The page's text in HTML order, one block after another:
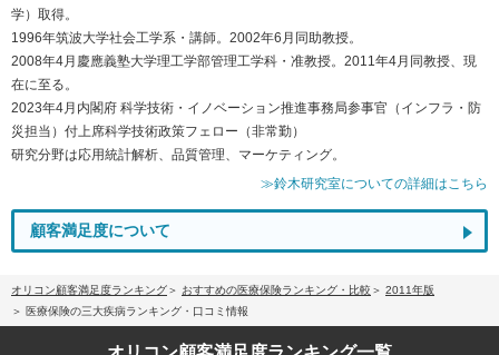
学）取得。
1996年筑波大学社会工学系・講師。2002年6月同助教授。
2008年4月慶應義塾大学理工学部管理工学科・准教授。2011年4月同教授、現
在に至る。
2023年4月内閣府 科学技術・イノベーション推進事務局参事官（インフラ・防
災担当）付上席科学技術政策フェロー（非常勤）
研究分野は応用統計解析、品質管理、マーケティング。
≫鈴木研究室についての詳細はこちら
顧客満足度について
オリコン顧客満足度ランキング おすすめの医療保険ランキング・比較
2011年版
医療保険の三大疾病ランキング・口コミ情報